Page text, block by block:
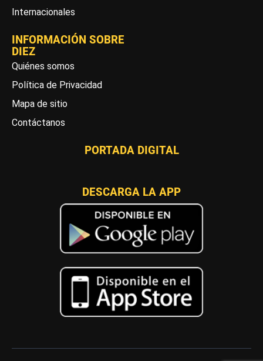
Internacionales
INFORMACIÓN SOBRE
DIEZ
Quiénes somos
Política de Privacidad
Mapa de sitio
Contáctanos
PORTADA DIGITAL
DESCARGA LA APP